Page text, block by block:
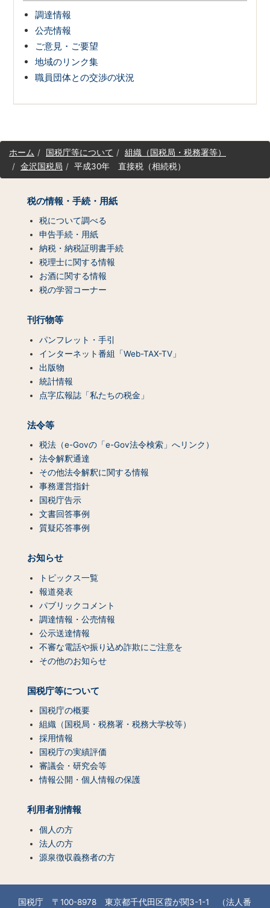
調達情報
公売情報
ご意見・ご要望
地域のリンク集
職員団体との交渉の状況
サ
イホーム 国税庁等について
組織（国税局・税務署等）
金沢国税局
平成30年 直接税（相続税）
税の情報・手続・用紙
税について調べる
申告手続・用紙
納税・納税証明書手続
税理士に関する情報
お酒に関する情報
税の学習コーナー
刊行物等
パンフレット・手引
インターネット番組「Web-TAX-TV」
出版物
統計情報
点字広報誌「私たちの税金」
法令等
税法（e-Govの「e-Gov法令検索」へリンク）
法令解釈通達
その他法令解釈に関する情報
事務運営指針
国税庁告示
文書回答事例
質疑応答事例
お知らせ
トピックス一覧
報道発表
パブリックコメント
調達情報・公売情報
公示送達情報
不審な電話や振り込め詐欺にご注意を
その他のお知らせ
国税庁等について
国税庁の概要
組織（国税局・税務署・税務大学校等）
採用情報
国税庁の実績評価
審議会・研究会等
情報公開・個人情報の保護
利用者別情報
個人の方
法人の方
源泉徴収義務者の方
国税庁 〒100-8978 東京都千代田区霞が関3-1-1 （法人番